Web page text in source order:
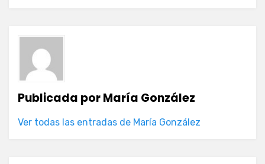
Publicada porMaría González
Ver todas las entradas de María González